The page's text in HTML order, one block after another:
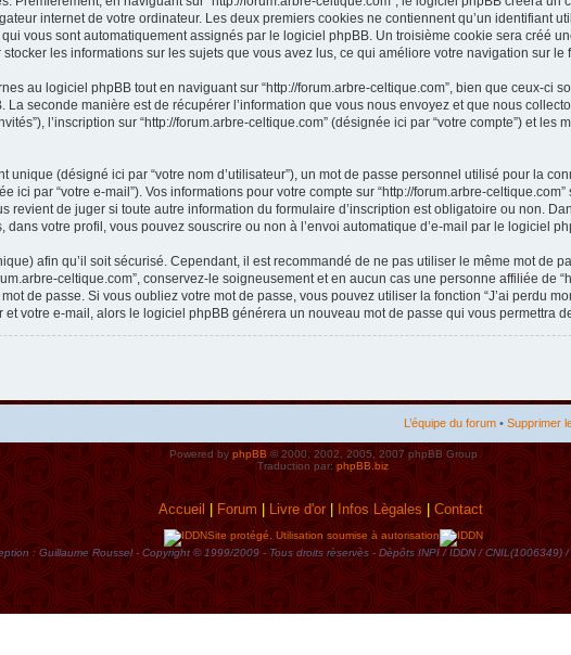
internet de votre ordinateur. Les deux premiers cookies ne contiennent qu’un identifiant
vous sont automatiquement assignés par le logiciel phpBB. Un troisième cookie sera créé
les informations sur les sujets que vous avez lus, ce qui améliore votre navigation sur le
au logiciel phpBB tout en naviguant sur “http://forum.arbre-celtique.com”, bien que ceux-ci
seconde manière est de récupérer l’information que vous nous envoyez et que nous
l’inscription sur “http://forum.arbre-celtique.com” (désignée ici par “votre compte”) et les
(désigné ici par “votre nom d’utilisateur”), un mot de passe personnel utilisé pour la
ici par “votre e-mail”). Vos informations pour votre compte sur “http://forum.arbre-
revient de juger si toute autre information du formulaire d’inscription est obligatoire ou non.
votre profil, vous pouvez souscrire ou non à l’envoi automatique d’e-mail par le logiciel
afin qu’il soit sécurisé. Cependant, il est recommandé de ne pas utiliser le même mot de
celtique.com”, conservez-le soigneusement et en aucun cas une personne affiliée de
de passe. Si vous oubliez votre mot de passe, vous pouvez utiliser la fonction “J’ai perdu
votre e-mail, alors le logiciel phpBB générera un nouveau mot de passe qui vous permettra
L’équipe du forum • Supprimer
Powered byphpBB© 2000, 2002, 2005, 2007 phpBB Group
Traduction par:phpBB.biz
Accueil|Forum|Livre d'or|Infos Lègales|Contact
Site protégé. Utilisation soumise à autorisation
: Guillaume Roussel - Copyright © 1999/2009 - Tous droits rèservès - Dèpôts INPI / IDDN / CNIL(1006349)